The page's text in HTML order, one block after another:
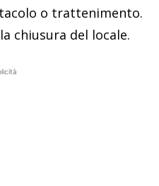
o trattenimento.
chiusura del locale.